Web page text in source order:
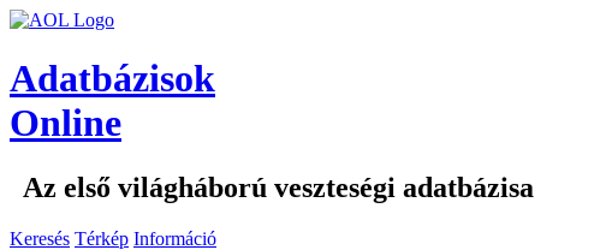
Adatbázisok
Online
Az első világháború veszteségi adatbázisa
Keresés Térkép Információ